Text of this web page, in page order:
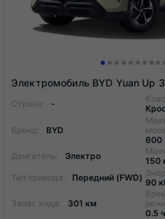
Электромобиль BYD Yuan Up
Страна: -
Бренд: BYD
600
Двигатель:
Электро
150
Тип привода:
Передний (FWD) 90
Запас хода: 301 км
0.5 ч